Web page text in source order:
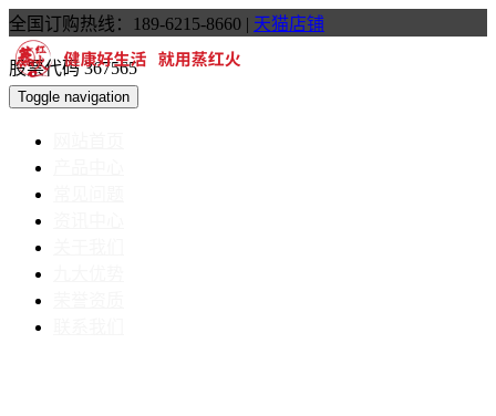
全国订购热线：189-6215-8660 | 天猫店铺
股票代码 367565
Toggle navigation